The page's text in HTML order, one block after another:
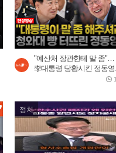
"예산처 장관한테 말 좀"…
李대통령 당황시킨 정동영
정치